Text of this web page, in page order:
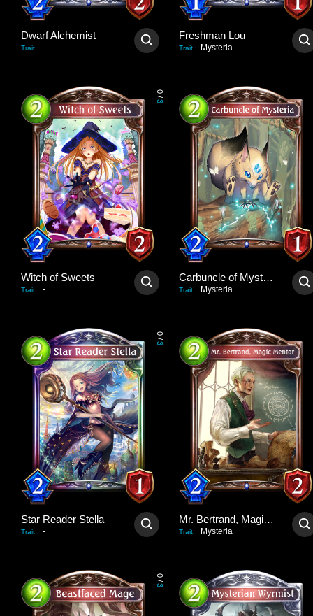
Dwarf Alchemist
Trait : -
Freshman Lou
Trait : Mysteria
0
/
3
Witch of Sweets
Trait : -
Carbuncle of Mysteria
Trait : Mysteria
0
/
3
Star Reader Stella
Trait : -
Mr. Bertrand, Magic Mentor
Trait : Mysteria
0
/
3